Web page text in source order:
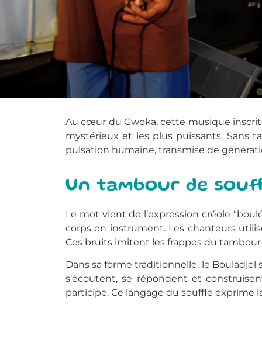
Au cœur du Gwoka, cette musique
mystérieux et les plus puissants. Sans
pulsation humaine, transmise de
Un tambour de
Le mot vient de l’expression créole
corps en instrument. Les chanteurs
Ces bruits imitent les frappes du
Dans sa forme traditionnelle, le Bouladjel
s’écoutent, se répondent et
participe. Ce langage du souffle exprime